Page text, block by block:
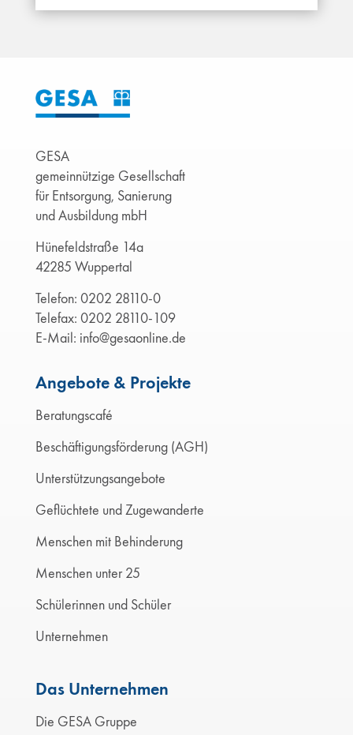
GESA
gemeinnützige Gesellschaft
für Entsorgung, Sanierung
und Ausbildung mbH
Hünefeldstraße 14a
42285 Wuppertal
Telefon: 0202 28110-0
Telefax: 0202 28110-109
E-Mail: info@gesaonline.de
Angebote & Projekte
Beratungscafé
Beschäftigungsförderung (AGH)
Unterstützungsangebote
Geflüchtete und Zugewanderte
Menschen mit Behinderung
Menschen unter 25
Schülerinnen und Schüler
Unternehmen
Das Unternehmen
Die GESA Gruppe